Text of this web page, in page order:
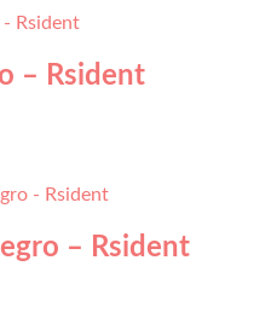
– Rsident
– Rsident